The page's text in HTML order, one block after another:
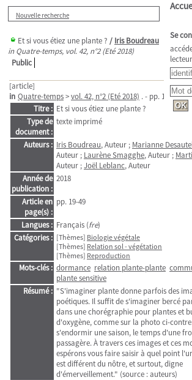
Nouvelle recherche
Et si vous étiez une plante ? / Iris Boudreau
in Quatre-temps, vol. 42, n°2 (Eté 2018)
Public
[article]
in Quatre-temps>vol. 42, n°2 (Eté 2018) . - pp. 19-49
Titre : Et si vous étiez une plante ?
Type de
document :
texte imprimé
Auteurs : Iris Boudreau, Auteur ; Marianne
Auteur ; Laurène Smagghe, Auteur ;
Auteur ;Joël Leblanc, Auteur
Année de
publication :
2018
Article en
page(s) :
pp. 19-49
Langues : Français (fre)
Catégories : [Thèmes] Biologie végétale
[Thèmes] Relation sol - végétation
[Thèmes] Reproduction
Mots-clés : dormance relation plante-plante
plante sensitive
Résumé : "S'imaginer plante donne parfois des
poétiques. Il suffit de s'imaginer bercé
dans une chorégraphie pour plantes et
d'oxygène, comme sur la photo ci-
s'endormir une saison, le temps d'une
passagère. À travers ces images et ces
espérons vous faire saisir à quel point
est différent du nôtre, et surtout, digne
d'émerveillement." (source : auteurs)
Se
lecteur